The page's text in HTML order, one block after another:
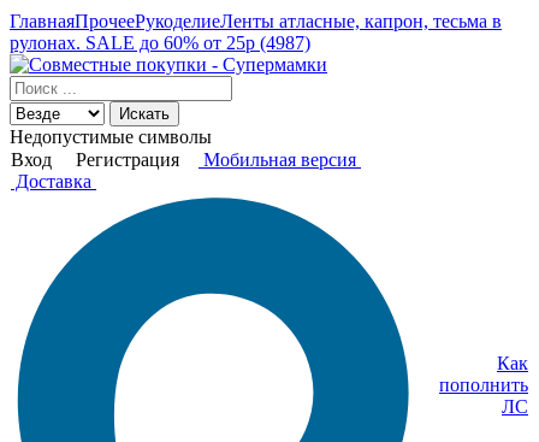
ГлавнаяПрочееРукоделиеЛенты атласные, капрон, тесьма в
рулонах. SALE до 60% от 25р (4987)
Искать
Недопустимые символы
Вход
Регистрация
Мобильная версия
Доставка
Как
пополнить
ЛС